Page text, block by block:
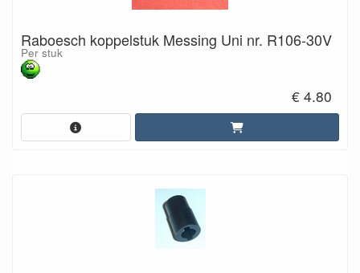
Raboesch koppelstuk Messing Uni nr. R106-30V
Per stuk
€ 4.80